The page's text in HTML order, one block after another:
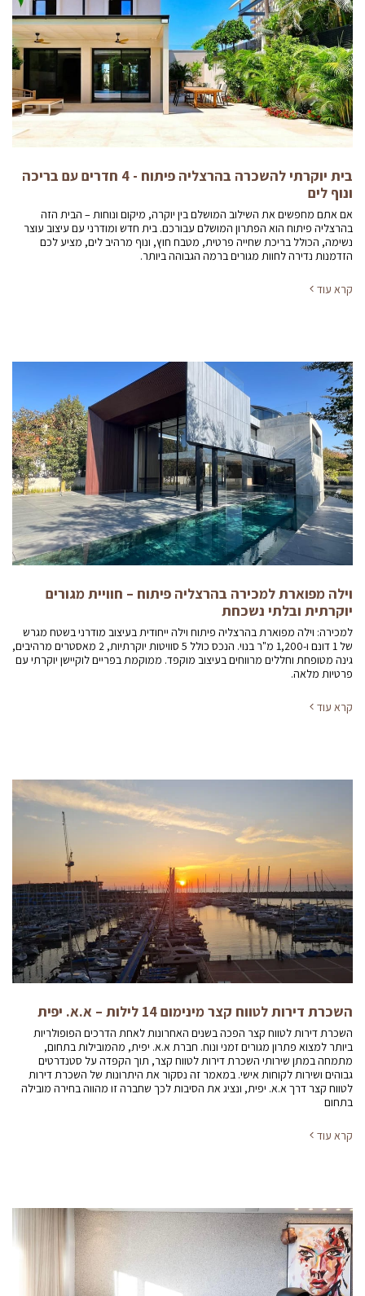
בית יוקרתי להשכרה בהרצליה פיתוח - 4 חדרים עם בריכה
ונוף לים
אם אתם מחפשים את השילוב המושלם בין יוקרה, מיקום ונוחות – הבית הזה
בהרצליה פיתוח הוא הפתרון המושלם עבורכם. בית חדש ומודרני עם עיצוב עוצר
נשימה, הכולל בריכת שחייה פרטית, מטבח חוץ, ונוף מרהיב לים, מציע לכם
הזדמנות נדירה לחוות מגורים ברמה הגבוהה ביותר.
קרא עוד
וילה מפוארת למכירה בהרצליה פיתוח – חוויית מגורים
יוקרתית ובלתי נשכחת
למכירה: וילה מפוארת בהרצליה פיתוח וילה ייחודית בעיצוב מודרני בשטח מגרש
של 1 דונם ו-1,200 מ"ר בנוי. הנכס כולל 5 סוויטות יוקרתיות, 2 מאסטרים מרהיבים,
גינה מטופחת וחללים מרווחים בעיצוב מוקפד. ממוקמת בפריים לוקיישן יוקרתי עם
פרטיות מלאה.
קרא עוד
השכרת דירות לטווח קצר מינימום 14 לילות – א.א. יפית
השכרת דירות לטווח קצר הפכה בשנים האחרונות לאחת הדרכים הפופולריות
ביותר למצוא פתרון מגורים זמני ונוח. חברת א.א. יפית, מהמובילות בתחום,
מתמחה במתן שירותי השכרת דירות לטווח קצר, תוך הקפדה על סטנדרטים
גבוהים ושירות לקוחות אישי. במאמר זה נסקור את היתרונות של השכרת דירות
לטווח קצר דרך א.א. יפית, ונציג את הסיבות לכך שחברה זו מהווה בחירה מובילה
בתחום
קרא עוד